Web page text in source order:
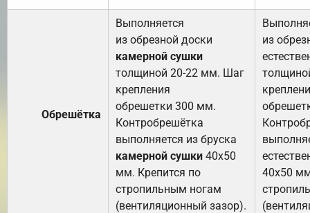
Обрешётка
Выполняется
из обрезной доски
камерной сушки
толщиной 20-22 мм. Шаг
крепления
обрешетки 300 мм.
Контробрешётка
выполняется из бруска
камерной сушки 40х50
мм. Крепится по
стропильным ногам
(вентиляционный зазор).
из
40х50